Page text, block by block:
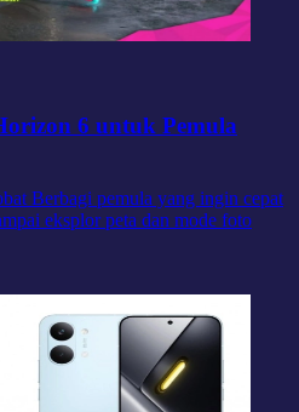
6 untuk Pemula
Berbagi pemula yang ingin cepat
eksplor peta dan mode foto